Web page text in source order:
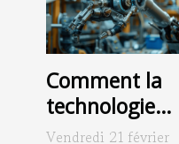
Comment la
technologie
moderne
Vendredi 21 février